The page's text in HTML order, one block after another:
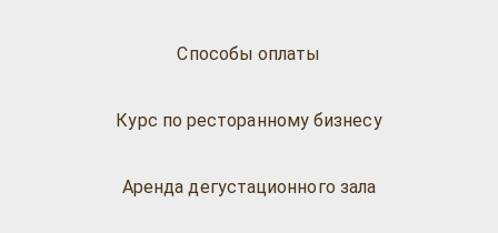
Способы оплаты
Курс по ресторанному бизнесу
Аренда дегустационного зала